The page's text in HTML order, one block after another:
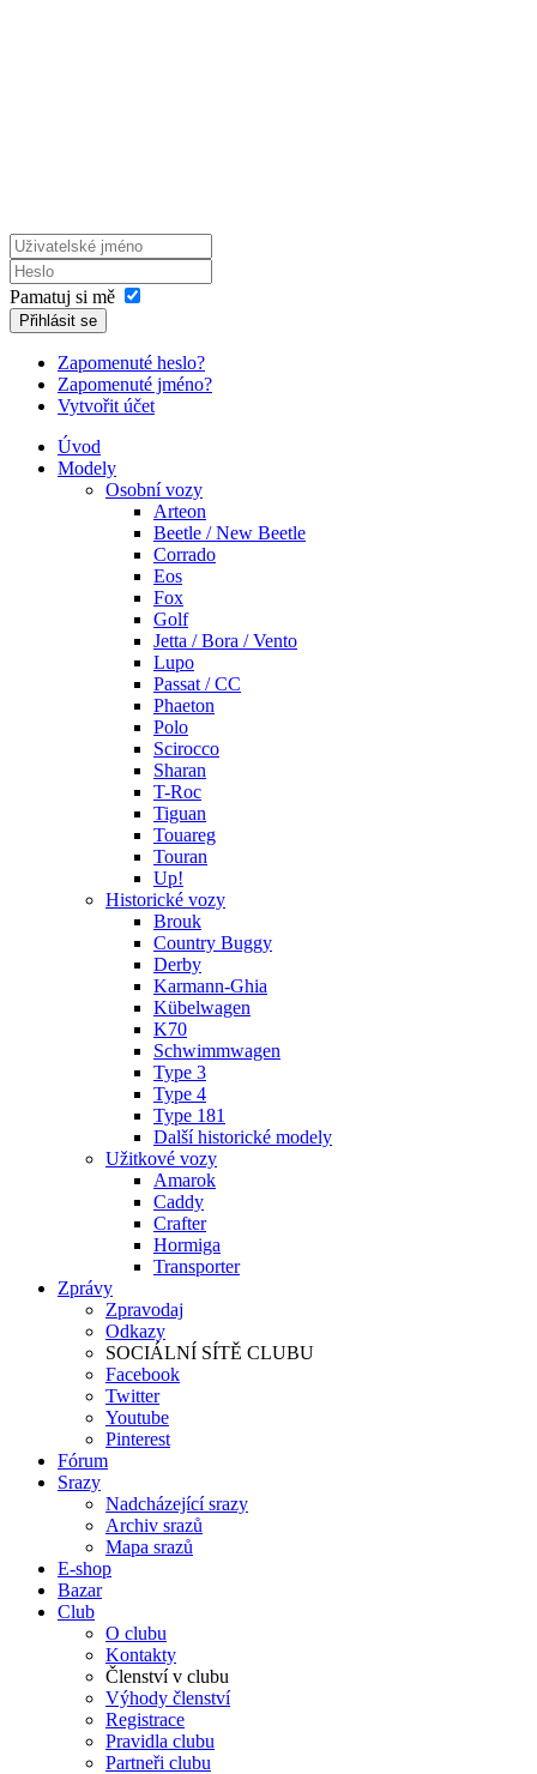
Pamatuj si mě
Přihlásit se
Zapomenuté heslo?
Zapomenuté jméno?
Vytvořit účet
Úvod
Modely
Osobní vozy
Arteon
Beetle / New Beetle
Corrado
Eos
Fox
Golf
Jetta / Bora / Vento
Lupo
Passat / CC
Phaeton
Polo
Scirocco
Sharan
T-Roc
Tiguan
Touareg
Touran
Up!
Historické vozy
Brouk
Country Buggy
Derby
Karmann-Ghia
Kübelwagen
K70
Schwimmwagen
Type 3
Type 4
Type 181
Další historické modely
Užitkové vozy
Amarok
Caddy
Crafter
Hormiga
Transporter
Zprávy
Zpravodaj
Odkazy
SOCIÁLNÍ SÍTĚ CLUBU
Facebook
Twitter
Youtube
Pinterest
Fórum
Srazy
Nadcházející srazy
Archiv srazů
Mapa srazů
E-shop
Bazar
Club
O clubu
Kontakty
Členství v clubu
Výhody členství
Registrace
Pravidla clubu
Partneři clubu